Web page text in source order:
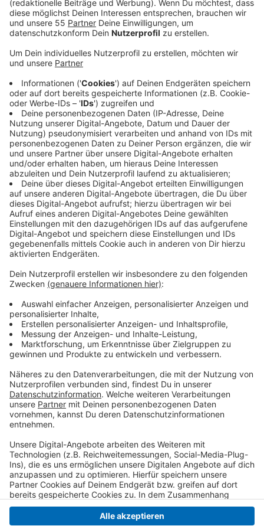
mitgeteilt. Doch nicht nur, wer den Markt
besuchen will, muss sich an einige Regeln halten.
Die betreffen auch teilweise die Anwohnern.
Veröffentlicht: Dienstag, 23.11.2021 12:39
Anzeige
Zum einen gilt auf dem gesamten Gelände des
Kempener Weihnachtsmarktes Maskenpflicht - auch
wenn man zum Beispiel als Anwohner den Markt nur
überqueren möchte. Dadurch sollen alle in Kempen
ausreichend geschützt werden. Außerdem gilt die 2G-
Regel. Sie wird stichprobenartig kontrolliert. Zum einen
geschieht das durch Security. Zum anderen wird auch
an den Ständen nach einem Nachweis gefragt. Wer
Laut der Stadt und des Werberings kann der
Weihnachtsmarkt in Kempen aber noch kurzfristig
abgesagt werden. Das sei abhängig von der neuen
Anzeige
Anzeige